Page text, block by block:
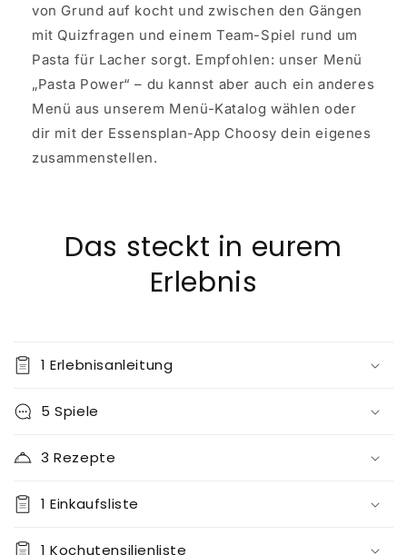
von Grund auf kocht und zwischen den Gängen
mit Quizfragen und einem Team-Spiel rund um
Pasta für Lacher sorgt. Empfohlen: unser Menü
„Pasta Power“ – du kannst aber auch ein anderes
Menü aus unserem Menü-Katalog wählen oder
dir mit der Essensplan-App Choosy dein eigenes
zusammenstellen.
Das steckt in eurem
Erlebnis
1 Erlebnisanleitung
5 Spiele
3 Rezepte
1 Einkaufsliste
1 Kochutensilienliste